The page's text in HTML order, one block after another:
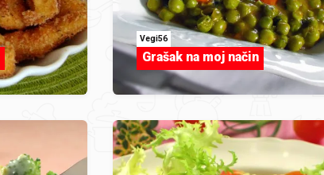
Vegi56
Grašak na moj način